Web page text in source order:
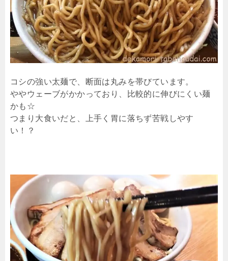
コシの強い太麺で、断面は丸みを帯びています。
ややウェーブがかかっており、比較的に伸びにくい麺
かも☆
つまり大食いだと、上手く胃に落ちず苦戦しやす
い！？